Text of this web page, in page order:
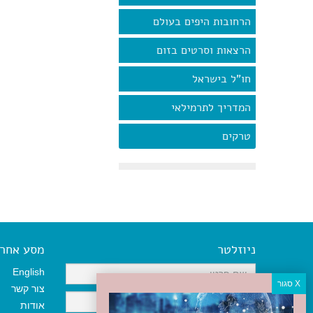
הרחובות היפים בעולם
הרצאות וסרטים בזום
חו"ל בישראל
המדריך לתרמילאי
טרקים
ניוזלטר מסע אחר
English
צור קשר
אודות